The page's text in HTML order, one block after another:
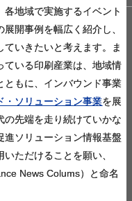
地域で実施するイベント
開事例を幅広く紹介し、
いきたいと考えます。ま
ている印刷産業は、地域情
ともに、インバウンド事業
・ソリューション事業を展
の先端を走り続けていかな
進ソリューション情報基盤
ただけることを願い、
News Colums）と命名